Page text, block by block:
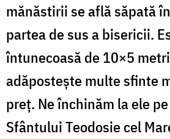
mănăstirii se află săpată
partea de sus a bisericii.
întunecoasă de 10×5
adăpostește multe sfinte
preț. Ne închinăm la ele
Sfântului Teodosie cel